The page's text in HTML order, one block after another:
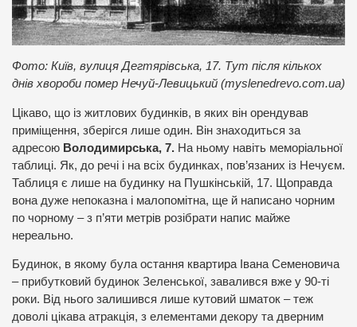
Фото: Київ, вулиця Дегтярівська, 17. Тут після кількох
днів хвороби помер Нечуй-Левицький (myslenedrevo.com.ua)
Цікаво, що із житлових будинків, в яких він орендував
приміщення, зберігся лише один. Він знаходиться за
адресою Володимирська, 7. На ньому навіть меморіальної
таблиці. Як, до речі і на всіх будинках, пов’язаних із Нечуєм.
Таблиця є лише на будинку на Пушкінській, 17. Щоправда
вона дуже непоказна і малопомітна, ще й написано чорним
по чорному – з п’яти метрів розібрати напис майже
нереально.
Будинок, в якому була остання квартира Івана Семеновича
– прибутковий будинок Зеленської, завалився вже у 90-ті
роки. Від нього залишився лише кутовий шматок – теж
доволі цікава атракція, з елементами декору та дверним